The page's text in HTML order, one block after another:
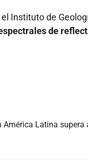
Instituto de
de
América Latina